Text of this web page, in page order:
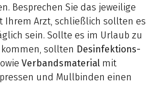
Besprechen Sie das jeweilige
Ihrem Arzt, schließlich sollten es
sein. Sollte es im Urlaub zu
sollten Desinfektions-
Verbandsmaterial mit
und Mullbinden einen